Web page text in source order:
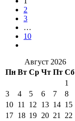
2
3
…
10
Август 2026
Пн Вт Ср Чт Пт Сб
1
3
4 5 6 7 8
10 11 12 13 14 15
17 18 19 20 21 22